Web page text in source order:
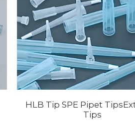
HLB Tip SPE Pipet
Tips